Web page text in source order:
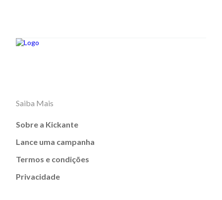
Saiba Mais
Sobre a Kickante
Lance uma campanha
Termos e condições
Privacidade